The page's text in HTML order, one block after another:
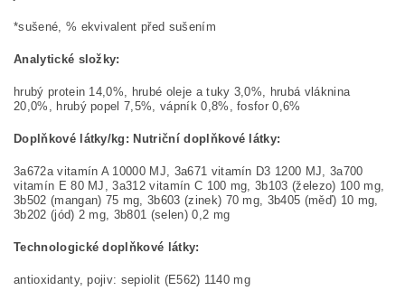
*sušené, % ekvivalent před sušením
Analytické složky:
hrubý protein 14,0%, hrubé oleje a tuky 3,0%, hrubá vláknina
20,0%, hrubý popel 7,5%, vápník 0,8%, fosfor 0,6%
Doplňkové látky/kg: Nutriční doplňkové látky:
3a672a vitamín A 10000 MJ, 3a671 vitamín D3 1200 MJ, 3a700
vitamín E 80 MJ, 3a312 vitamín C 100 mg, 3b103 (železo) 100 mg,
3b502 (mangan) 75 mg, 3b603 (zinek) 70 mg, 3b405 (měď) 10 mg,
3b202 (jód) 2 mg, 3b801 (selen) 0,2 mg
Technologické doplňkové látky:
antioxidanty, pojiv: sepiolit (E562) 1140 mg